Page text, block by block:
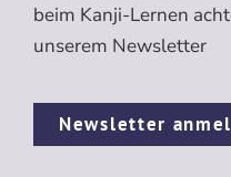
beim Kanji-Lernen
unserem Newsletter
Newsletter